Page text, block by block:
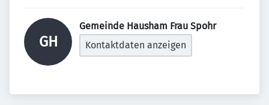
GH
Gemeinde Hausham Frau Spohr
Kontaktdaten anzeigen